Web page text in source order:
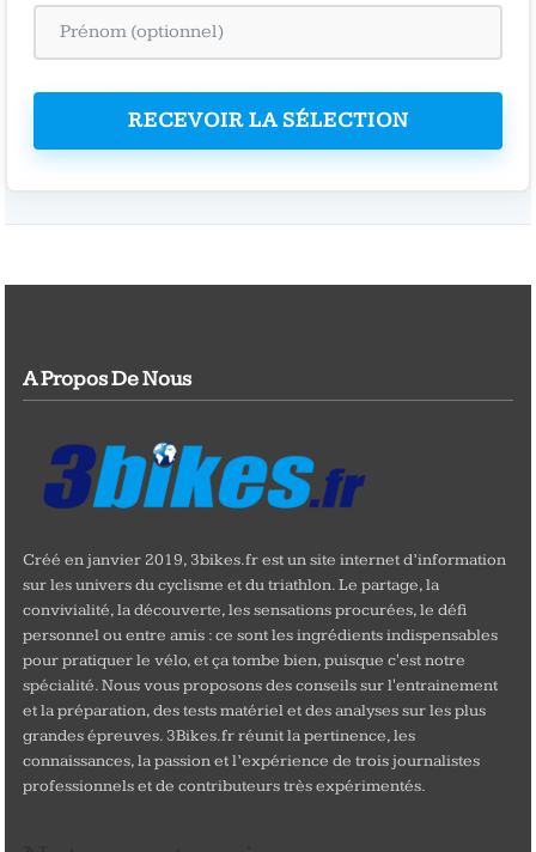
RECEVOIR LA SÉLECTION
A Propos De Nous
Créé en janvier 2019, 3bikes.fr est un site internet d’information
sur les univers du cyclisme et du triathlon. Le partage, la
convivialité, la découverte, les sensations procurées, le défi
personnel ou entre amis : ce sont les ingrédients indispensables
pour pratiquer le vélo, et ça tombe bien, puisque c'est notre
spécialité. Nous vous proposons des conseils sur l'entrainement
et la préparation, des tests matériel et des analyses sur les plus
grandes épreuves. 3Bikes.fr réunit la pertinence, les
connaissances, la passion et l’expérience de trois journalistes
professionnels et de contributeurs très expérimentés.